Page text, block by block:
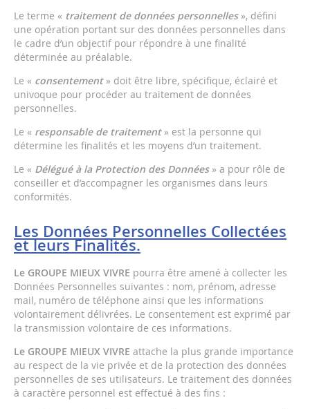
Le terme « traitement de données personnelles», défini
une opération portant sur des données personnelles dans
le cadre d’un objectif pour répondre à une finalité
déterminée au préalable.
Le « consentement» doit être libre, spécifique, éclairé et
univoque pour procéder au traitement de données
personnelles.
Le « responsable de traitement» est la personne qui
détermine les finalités et les moyens d’un traitement.
Le « Délégué à la Protection des Données» a pour rôle de
conseiller et d’accompagner les organismes dans leurs
conformités.
Les Données Personnelles Collectées
et leurs Finalités.
Le GROUPE MIEUX VIVRE pourra être amené à collecter les
Données Personnelles suivantes : nom, prénom, adresse
mail, numéro de téléphone ainsi que les informations
volontairement délivrées. Le consentement est exprimé par
la transmission volontaire de ces informations.
Le GROUPE MIEUX VIVRE attache la plus grande importance
au respect de la vie privée et de la protection des données
personnelles de ses utilisateurs. Le traitement des données
à caractère personnel est effectué à des fins :